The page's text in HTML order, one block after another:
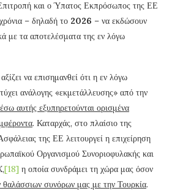
και ο Ύπατος Εκπρόσωπος της ΕΕ
– δηλαδή το 2026 – να εκδώσουν
με τα αποτελέσματα της εν λόγω
να επισημανθεί ότι η εν λόγω
ανάλογης «εκμετάλλευσης» από την
αυτής εξυπηρετούνται ορισμένα
. Καταρχάς, στο πλαίσιο της
της ΕΕ λειτουργεί η επιχείρηση
Οργανισμού Συνοριοφυλακής και
[18] η οποία συνδράμει τη χώρα μας όσον
θαλάσσιων συνόρων μας με την Τουρκία.